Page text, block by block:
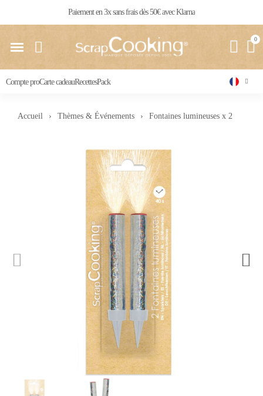
Livraison 24 / 48 h partout en France
Compte proCarte cadeauRecettesPack
Accueil Thèmes & Événements Fontaines lumineuses x 2